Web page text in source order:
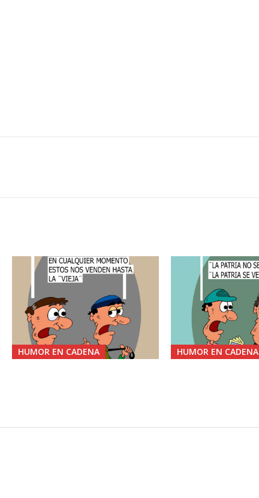
HUMOR EN CADENA HUMOR EN CADENA